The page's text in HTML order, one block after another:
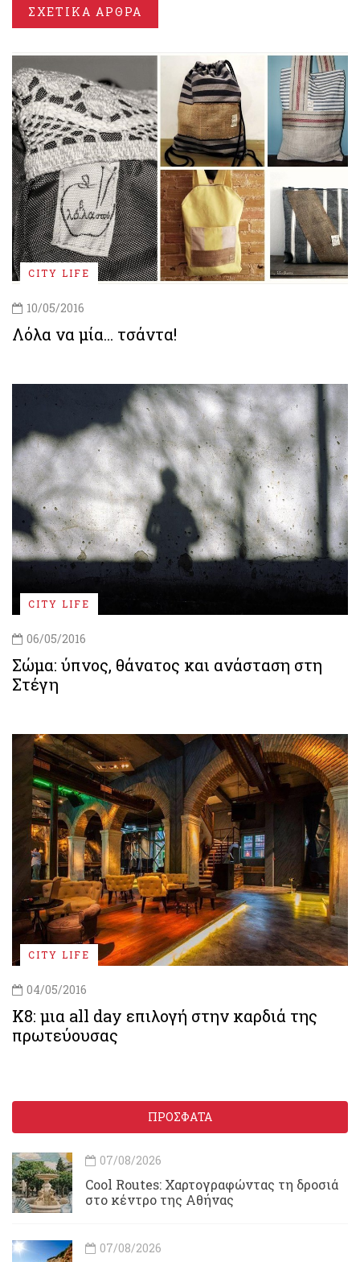
ΣΧΕΤΙΚΑ ΑΡΘΡΑ
CITY LIFE
10/05/2016
Λόλα να μία... τσάντα!
CITY LIFE
06/05/2016
Σώμα: ύπνος, θάνατος και ανάσταση στη
Στέγη
CITY LIFE
04/05/2016
Κ8: μια all day επιλογή στην καρδιά της
πρωτεύουσας
ΠΡΟΣΦΑΤΑ
07/08/2026
Cool Routes: Χαρτογραφώντας τη δροσιά
στο κέντρο της Αθήνας
07/08/2026